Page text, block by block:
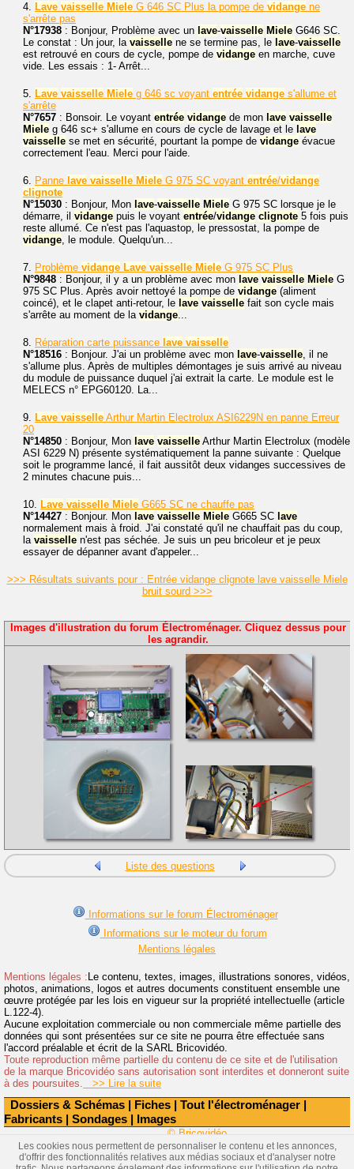
Dossiers & Schémas | Fiches | Tout l'électroménager |
Fabricants | Sondages | Images
4. Lave vaisselle Miele G 646 SC Plus la pompe de vidange ne
s'arrête pas
N°17938 : Bonjour, Problème avec un lave-vaisselle Miele G646 SC.
Le constat : Un jour, la vaisselle ne se termine pas, le lave-vaisselle
est retrouvé en cours de cycle, pompe de vidange en marche, cuve
vide. Les essais : 1- Arrêt...
5. Lave vaisselle Miele g 646 sc voyant entrée vidange s'allume et
s'arrête
N°7657 : Bonsoir. Le voyant entrée vidange de mon lave vaisselle
Miele g 646 sc+ s'allume en cours de cycle de lavage et le lave
vaisselle se met en sécurité, pourtant la pompe de vidange évacue
correctement l'eau. Merci pour l'aide.
6. Panne lave vaisselle Miele G 975 SC voyant entrée/vidange
clignote
N°15030 : Bonjour, Mon lave-vaisselle Miele G 975 SC lorsque je le
démarre, il vidange puis le voyant entrée/vidange clignote 5 fois puis
reste allumé. Ce n'est pas l'aquastop, le pressostat, la pompe de
vidange, le module. Quelqu'un...
7. Problème vidange Lave vaisselle Miele G 975 SC Plus
N°9848 : Bonjour, il y a un problème avec mon lave vaisselle Miele G
975 SC Plus. Après avoir nettoyé la pompe de vidange (aliment
coincé), et le clapet anti-retour, le lave vaisselle fait son cycle mais
s'arrête au moment de la vidange...
8. Réparation carte puissance lave vaisselle
N°18516 : Bonjour. J'ai un problème avec mon lave-vaisselle, il ne
s'allume plus. Après de multiples démontages je suis arrivé au niveau
du module de puissance duquel j'ai extrait la carte. Le module est le
MELECS n° EPG60120. La...
9. Lave vaisselle Arthur Martin Electrolux ASI6229N en panne Erreur
20
N°14850 : Bonjour, Mon lave vaisselle Arthur Martin Electrolux (modèle
ASI 6229 N) présente systématiquement la panne suivante : Quelque
soit le programme lancé, il fait aussitôt deux vidanges successives de
2 minutes chacune puis...
10. Lave vaisselle Miele G665 SC ne chauffe pas
N°14427 : Bonjour. Mon lave vaisselle Miele G665 SC lave
normalement mais à froid. J'ai constaté qu'il ne chauffait pas du coup,
la vaisselle n'est pas séchée. Je suis un peu bricoleur et je peux
essayer de dépanner avant d'appeler...
>>> Résultats suivants pour : Entrée vidange clignote lave vaisselle Miele
bruit sourd >>>
Images d'illustration du forum Électroménager. Cliquez dessus pour
les agrandir.
Liste des questions
Informations sur le forum Électroménager
Informations sur le moteur du forum
Mentions légales
Mentions légales : Le contenu, textes, images, illustrations sonores, vidéos,
photos, animations, logos et autres documents constituent ensemble une
œuvre protégée par les lois en vigueur sur la propriété intellectuelle (article
L.122-4).
Aucune exploitation commerciale ou non commerciale même partielle des
données qui sont présentées sur ce site ne pourra être effectuée sans
l'accord préalable et écrit de la SARL Bricovidéo.
Toute reproduction même partielle du contenu de ce site et de l'utilisation
de la marque Bricovidéo sans autorisation sont interdites et donneront suite
à des poursuites. >> Lire la suite
© Bricovidéo
Les cookies nous permettent de personnaliser le contenu et les annonces,
d'offrir des fonctionnalités relatives aux médias sociaux et d'analyser notre